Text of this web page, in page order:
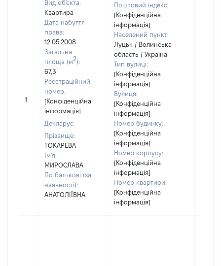
1
Вид об'єкта:
Квартира
Дата набуття
права:
12.05.2008
Загальна
площа (м2):
67,3
Реєстраційний
номер:
[Конфіденційна
інформація]
Декларує:
Прізвище:
ТОКАРЕВА
Ім'я:
МИРОСЛАВА
По батькові (за
наявності):
АНАТОЛІЇВНА
Поштовий індекс:
[Конфіденційна
інформація]
Населений пункт:
Луцьк / Волинська
область / Україна
Тип вулиці:
[Конфіденційна
інформація]
Вулиця:
[Конфіденційна
інформація]
Номер будинку:
[Конфіденційна
інформація]
Номер корпусу:
[Конфіденційна
інформація]
Номер квартири:
[Конфіденційна
інформація]